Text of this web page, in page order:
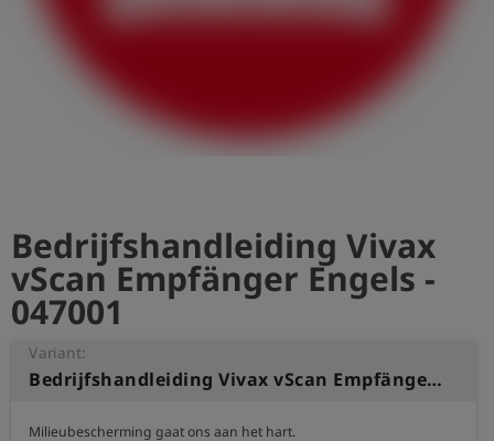
Bedrijfshandleiding Vivax
vScan Empfänger Engels -
047001
Variant:
Bedrijfshandleiding Vivax vScan Empfänger Engels
Milieubescherming gaat ons aan het hart.